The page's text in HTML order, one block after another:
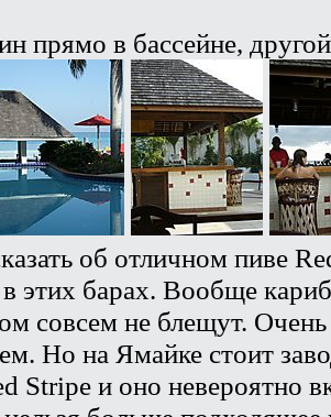
прямо в бассейне,
об отличном пиве
этих барах. Вообще
совсем не блещут.
Но на Ямайке стоит
Stripe и оно невероятно